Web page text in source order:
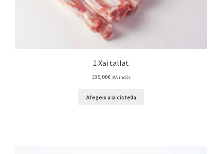
1 Xai tallat
135,00€ IVA inclòs
Afegeix a la cistella